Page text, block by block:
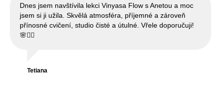
Dnes jsem navštívila lekci Vinyasa Flow s Anetou a moc
jsem si ji užila. Skvělá atmosféra, příjemné a zároveň
přínosné cvičení, studio čisté a útulné. Vřele doporučuji!
🌸🧘‍♀️
Tetiana